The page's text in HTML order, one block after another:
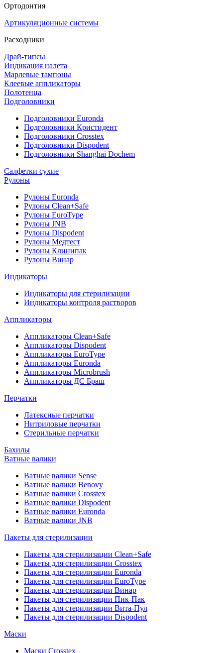
Ортодонтия
Артикуляционные системы
Расходники
Драй-типсы
Индикация налета
Марлевые тампоны
Клеевые аппликаторы
Полотенца
Подголовники
Подголовники Euronda
Подголовники Кристидент
Подголовники Crosstex
Подголовники Dispodent
Подголовники Shanghai Dochem
Салфетки сухие
Рулоны
Рулоны Euronda
Рулоны Clean+Safe
Рулоны EuroType
Рулоны JNB
Рулоны Dispodent
Рулоны Медтест
Рулоны Клинипак
Рулоны Винар
Индикаторы
Индикаторы для стерилизации
Индикаторы контроля растворов
Аппликаторы
Аппликаторы Clean+Safe
Аппликаторы Dispodent
Аппликаторы EuroType
Аппликаторы Euronda
Аппликаторы Microbrush
Аппликаторы ДС Браш
Перчатки
Латексные перчатки
Нитриловые перчатки
Стерильные перчатки
Бахилы
Ватные валики
Ватные валики Sense
Ватные валики Benovy
Ватные валики Crosstex
Ватные валики Dispodent
Ватные валики Euronda
Ватные валики JNB
Пакеты для стерилизации
Пакеты для стерилизации Clean+Safe
Пакеты для стерилизации Crosstex
Пакеты для стерилизации Euronda
Пакеты для стерилизации EuroType
Пакеты для стерилизации Винар
Пакеты для стерилизации Пик-Пак
Пакеты для стерилизации Вита-Пул
Пакеты для стерилизации Dispodent
Маски
Маски Crosstex